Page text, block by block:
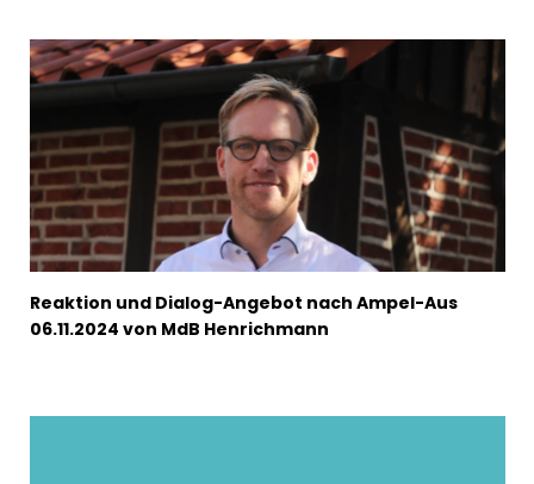
Reaktion und Dialog-Angebot nach Ampel-Aus
06.11.2024 von MdB Henrichmann